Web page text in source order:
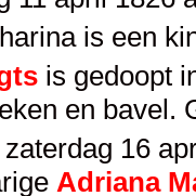
is een
is gedoopt
en bavel.
16
Adriana